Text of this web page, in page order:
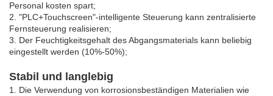
Personal kosten spart;
2. "PLC+Touchscreen"-intelligente Steuerung kann zentralisierte
Fernsteuerung realisieren;
3. Der Feuchtigkeitsgehalt des Abgangsmaterials kann beliebig
eingestellt werden (10%-50%);
Stabil und langlebig
1. Die Verwendung von korrosionsbeständigen Materialien wie